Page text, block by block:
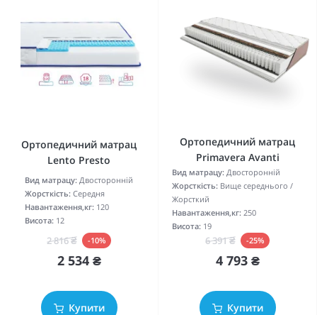
Ортопедичний матрац
Lento Presto
Вид матрацу: Двосторонній
Жорсткість: Середня
Навантаження,кг: 120
Висота: 12
2 816 ₴ -10%
2 534 ₴
Купити
Ортопедичний матрац
Primavera Avanti
Вид матрацу: Двосторонній
Жорсткість: Вище середнього /
Жорсткий
Навантаження,кг: 250
Висота: 19
6 391 ₴ -25%
4 793 ₴
Купити